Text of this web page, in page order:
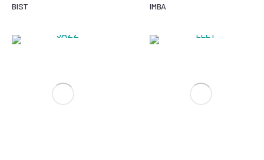
BIST IMBA